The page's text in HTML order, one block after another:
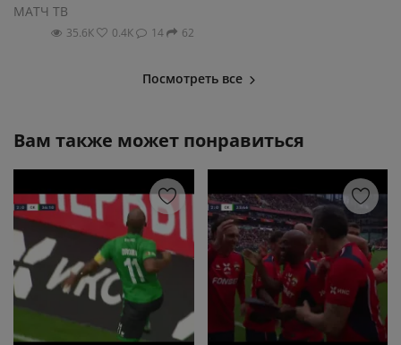
МАТЧ ТВ
35.6К 0.4К 14 62
Посмотреть все
Вам также может понравиться